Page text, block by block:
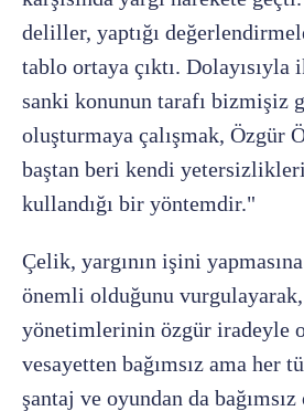
deliller, yaptığı
tablo ortaya çıktı. Dolayısıyla
sanki konunun tarafı bizmişiz
oluşturmaya çalışmak, Özgür
baştan beri kendi
kullandığı bir yöntemdir."
Çelik, yargının işini yapmasına
önemli olduğunu
yönetimlerinin özgür iradeyle
vesayetten bağımsız ama her
şantaj ve oyundan da